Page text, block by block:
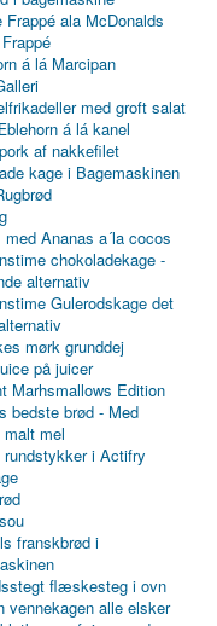
Frappé ala McDonalds
á lá Marcipan
med groft salat
á lá kanel
af nakkefilet
kage i Bagemaskinen
med Ananas a´la cocos
chokoladekage -
alternativ
Gulerodskage det
mørk grunddej
på juicer
Marhsmallows Edition
bedste brød - Med
mel
rundstykker i Actifry
franskbrød i
flæskesteg i ovn
vennekagen alle elsker